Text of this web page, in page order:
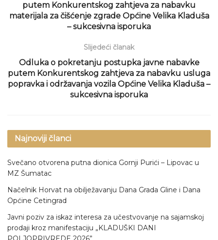
putem Konkurentskog zahtjeva za nabavku
materijala za čišćenje zgrade Općine Velika Kladuša
– sukcesivna isporuka
Slijedeći članak
Odluka o pokretanju postupka javne nabavke
putem Konkurentskog zahtjeva za nabavku usluga
popravka i održavanja vozila Općine Velika Kladuša –
sukcesivna isporuka
Najnoviji članci
Svečano otvorena putna dionica Gornji Purići – Lipovac u
MZ Šumatac
Načelnik Horvat na obilježavanju Dana Grada Gline i Dana
Općine Cetingrad
Javni poziv za iskaz interesa za učestvovanje na sajamskoj
prodaji kroz manifestaciju „KLADUŠKI DANI